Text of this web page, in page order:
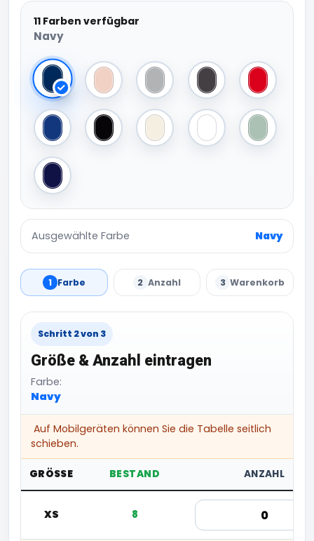
11 Farben verfügbar
Navy
Navy Soft Rose Heather GreyAsphalt Red
Royal Black Pure Off White White Sage
Navy Blue
Ausgewählte Farbe Navy
1 Farbe 2 Anzahl 3 Warenkorb
Schritt 2 von 3
Größe & Anzahl eintragen
Farbe:
Navy
Auf Mobilgeräten können Sie die Tabelle seitlich
schieben.
GRÖSSE BESTAND ANZAHL
XS 8